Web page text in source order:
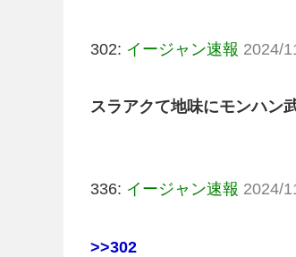
302: イージャン速報 2024/
スラアクて地味にモンハン
336: イージャン速報 2024/
>>302